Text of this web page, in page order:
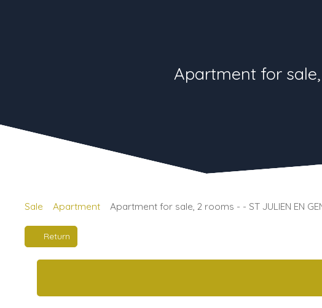
Apartment for sale,
Sale Apartment Apartment for sale, 2 rooms - - ST JULIEN EN
Return